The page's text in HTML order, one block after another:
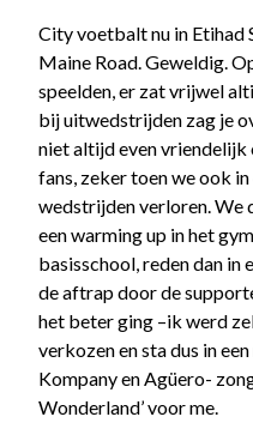
City voetbalt nu in Etihad
Maine Road. Geweldig.
speelden, er zat vrijwel
bij uitwedstrijden zag je
niet altijd even vriendelijk
fans, zeker toen we ook
wedstrijden verloren. We
een warming up in het
basisschool, reden dan in
de aftrap door de
het beter ging –ik werd
verkozen en sta dus in
Kompany en Agüero-
Wonderland’ voor me.